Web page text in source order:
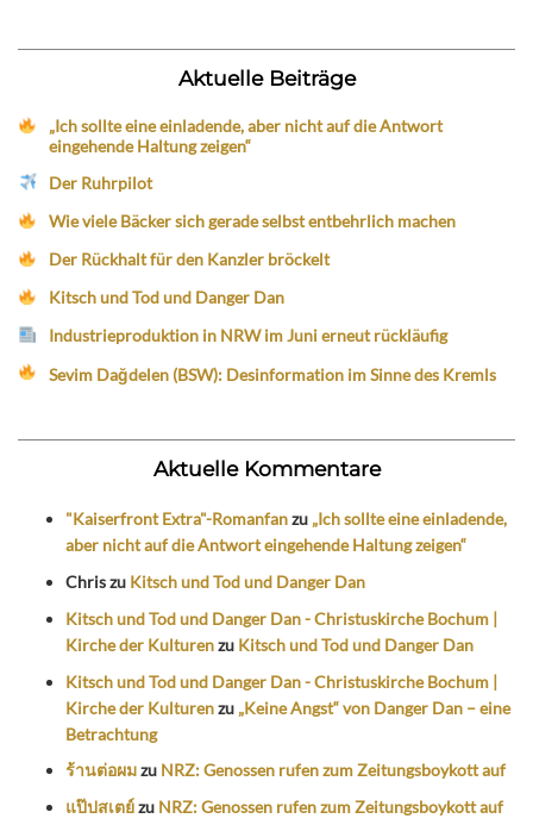
Aktuelle Beiträge
„Ich sollte eine einladende, aber nicht auf die Antwort
eingehende Haltung zeigen“
Der Ruhrpilot
Wie viele Bäcker sich gerade selbst entbehrlich machen
Der Rückhalt für den Kanzler bröckelt
Kitsch und Tod und Danger Dan
Industrieproduktion in NRW im Juni erneut rückläufig
Sevim Dağdelen (BSW): Desinformation im Sinne des Kremls
Aktuelle Kommentare
"Kaiserfront Extra"-Romanfanzu „Ich sollte eine einladende,
aber nicht auf die Antwort eingehende Haltung zeigen“
Chriszu Kitsch und Tod und Danger Dan
Kitsch und Tod und Danger Dan - Christuskirche Bochum |
Kirche der Kulturenzu Kitsch und Tod und Danger Dan
Kitsch und Tod und Danger Dan - Christuskirche Bochum |
Kirche der Kulturenzu „Keine Angst“ von Danger Dan – eine
Betrachtung
ร้านต่อผมzu NRZ: Genossen rufen zum Zeitungsboykott auf
แป๊ปสเตย์zu NRZ: Genossen rufen zum Zeitungsboykott auf